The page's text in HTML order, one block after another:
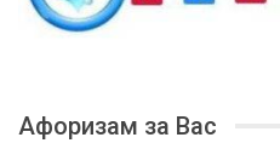
Афоризам за Вас